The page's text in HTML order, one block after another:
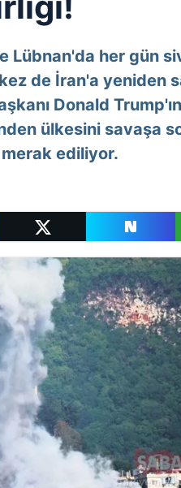
Lübnan'da her gün
de İran'a yeniden
Donald
ülkesini savaşa
ediliyor.